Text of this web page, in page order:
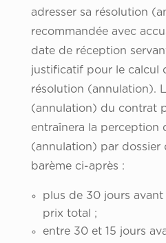
adresser sa résolution
recommandée avec
date de réception
justificatif pour le calcul
résolution (annulation).
(annulation) du contrat
entraînera la perception
(annulation) par dossier
barème ci-après :
plus de 30 jours
prix total ;
entre 30 et 15 jours